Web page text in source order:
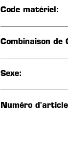
Code matériel:
Combinaison de
Sexe:
Numéro d'article